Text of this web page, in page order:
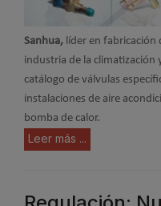
Sanhua, líder en fabricación
industria de la climatización
catálogo de válvulas
instalaciones de aire
bomba de calor.
Leer más ...